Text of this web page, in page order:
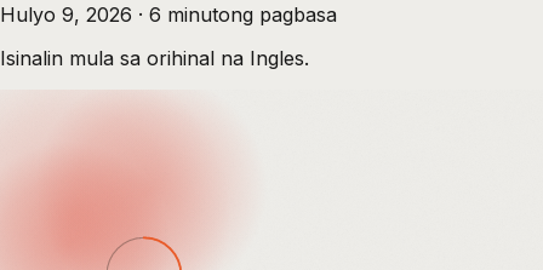
Hulyo 9, 2026 · 6 minutong pagbasa
Isinalin mula sa orihinal na Ingles.